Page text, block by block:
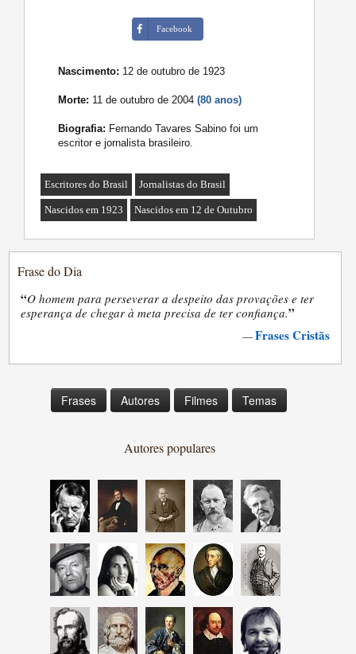
Facebook
Nascimento: 12 de outubro de 1923
Morte: 11 de outubro de 2004(80 anos)
Biografia: Fernando Tavares Sabino foi um
escritor e jornalista brasileiro.
Escritores do Brasil Jornalistas do Brasil
Nascidos em 1923 Nascidos em 12 de Outubro
Frase do Dia
“O homem para perseverar a despeito das provações e ter
esperança de chegar à meta precisa de ter confiança.”
—Frases Cristãs
Frases Autores Filmes Temas
Autores populares